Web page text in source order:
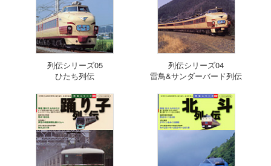
列伝シリーズ05
ひたち列伝
列伝シリーズ04
雷鳥&サンダーバード列伝